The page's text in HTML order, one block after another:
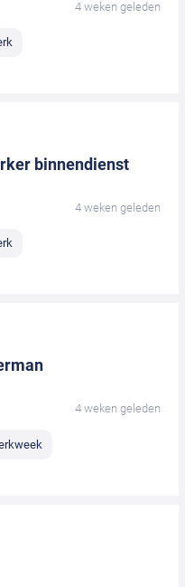
4 weken geleden
binnendienst
4 weken geleden
4 weken geleden